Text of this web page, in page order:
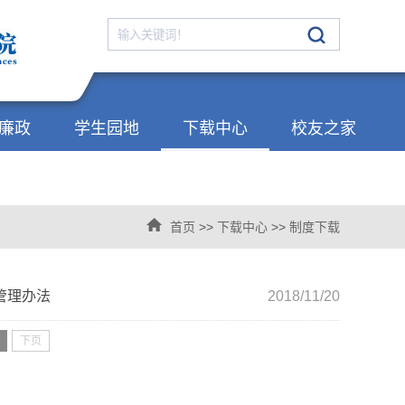
政 学生园地 下载中心 校友之家
首页 >> 下载中心 >> 制度下载
理办法 2018/11/20
下页